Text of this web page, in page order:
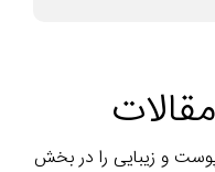
پوست و زیبایی را در بخش